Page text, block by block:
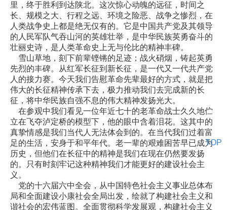
里，终于胜利到达陕北。这次惊心动魄的远征，时间之
长、规模之大、行程之远、环境之险恶、战争之惨烈，在
人类战争史上都是绝无仅有的。它是中国共产党及其领导
的人民军队气吞山河的英雄壮举，是中华民族英勇奋斗的
壮丽史诗，是人类革命史上无与伦比的精神丰碑。
雪山草地，刻下前辈铿锵的足迹；战火硝烟，铸起英勇
先烈的丰碑。从红军长征到新长征，是一代又一代共产党
人的接力赛。今天我们告慰革命先辈最好的方式，就是把
伟大的长征精神传承下去，极力推动我们去完成新的长
征，将中华民族自强不息的伟大精神发扬光大。
在参观中我们看见一位年近七十的老革命战士久久地伫
立在飞夺泸定桥的模型下，他的眼中含着泪花。这其中的
真挚情感是我们当代人无法体会到的。在当代我们过着富
足的生活，安身于和平年代。老一辈的艰难困苦早已成为
历史，但他们在长征中的精神是我们在现在仍然要发扬
的。只有时刻牢记这种精神我们才能更好的建设社会主
义。
党的十六届六中全会，从中国特色社会主义事业总体布
局和全面建设小康社会全局出发，绘就了构建社会主义和
谐社会的宏伟蓝图。全面贯彻科学发展观，构建社会主义
TOP